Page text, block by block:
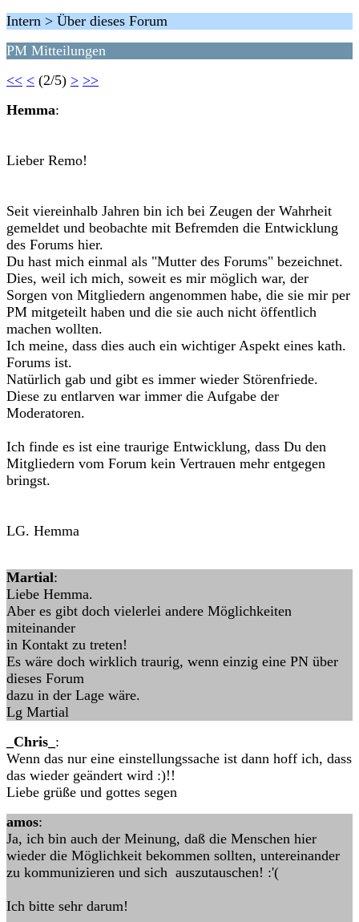
Intern > Über dieses Forum
PM Mitteilungen
<< < (2/5) > >>
Hemma:
Lieber Remo!
Seit viereinhalb Jahren bin ich bei Zeugen der Wahrheit
gemeldet und beobachte mit Befremden die Entwicklung
des Forums hier.
Du hast mich einmal als "Mutter des Forums" bezeichnet.
Dies, weil ich mich, soweit es mir möglich war, der
Sorgen von Mitgliedern angenommen habe, die sie mir per
PM mitgeteilt haben und die sie auch nicht öffentlich
machen wollten.
Ich meine, dass dies auch ein wichtiger Aspekt eines kath.
Forums ist.
Natürlich gab und gibt es immer wieder Störenfriede.
Diese zu entlarven war immer die Aufgabe der
Moderatoren.
Ich finde es ist eine traurige Entwicklung, dass Du den
Mitgliedern vom Forum kein Vertrauen mehr entgegen
bringst.
LG. Hemma
Martial:
Liebe Hemma.
Aber es gibt doch vielerlei andere Möglichkeiten
miteinander
in Kontakt zu treten!
Es wäre doch wirklich traurig, wenn einzig eine PN über
dieses Forum
dazu in der Lage wäre.
Lg Martial
_Chris_ :
Wenn das nur eine einstellungssache ist dann hoff ich, dass
das wieder geändert wird :)!!
Liebe grüße und gottes segen
amos:
Ja, ich bin auch der Meinung, daß die Menschen hier
wieder die Möglichkeit bekommen sollten, untereinander
zu kommunizieren und sich auszutauschen! :'(
Ich bitte sehr darum!